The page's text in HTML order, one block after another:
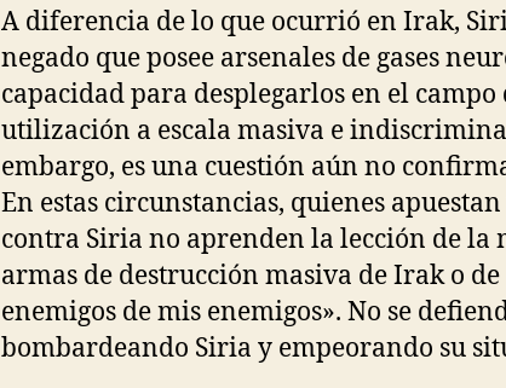
A diferencia de lo que ocurrió en Irak,
negado que posee arsenales de gases
capacidad para desplegarlos en el campo
utilización a escala masiva e
embargo, es una cuestión aún no
En estas circunstancias, quienes
contra Siria no aprenden la lección de la
armas de destrucción masiva de Irak o
enemigos de mis enemigos». No se
bombardeando Siria y empeorando su